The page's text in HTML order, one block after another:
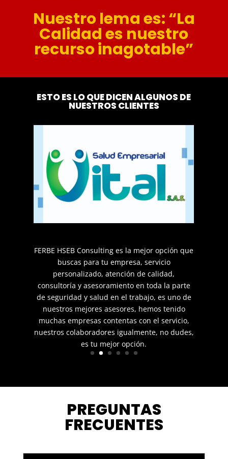
Nuestro lema es: “La
Calidad es nuestro
recurso inagotable”
ESTO ES LO QUE DICEN ALGUNOS DE
NUESTROS CLIENTES
FERBE HSEB Consulting es la mejor opción que
buscas para tu empresa, servicio
personalizado, atención de calidad,
consultoría y asesoramiento en toda la parte
de seguridad y salud en el trabajo, es uno de
nuestros mejores asesores, hemos tenido
muchas empresas contentas con el servicio,
nuestros colaboradores igualmente, no dudes,
es tu mejor opción.
PREGUNTAS
FRECUENTES